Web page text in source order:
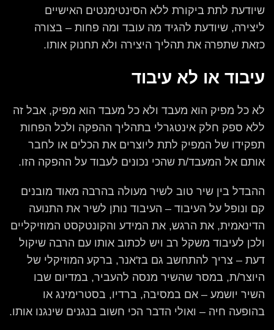
שיודעת לתת ביקורת ללא הסינטימנטים האישיים
ליצירה, שיודעת להגיד מה עובד ומה פחות – בצורה
כזאת שתפרה את תהליך היצירה ולא תחנוק אותו.
עיבוד או לא עיבוד
לא כל מפיק הוא מעבד ולא כל מעבד הוא מפיק, אבל זה
ללא ספק חלק אינטגרלי בתהליך ההפקה ולכל הפחות
תפקידו של המפיק לתת ליוצרים את הכלים או לחבר
אותם אל המעבד/ת שהכי נכונים לעבוד על ההפקה הזו.
ההבדל בין שיר טוב לשיר מעולה בהרבה מאוד מובנים
קם ונופל על העיבוד – העיבוד נותן לשיר את התנועה
הדינאמית, את הרגש, את המידע והקונטקסט המוזיקליים
ולכן לעיבוד משקל רב ויש לכתוב אותו עם הרבה שיקול
דעת – צריך להתחשב גם בז'אנר, ברקע המוזיקלי של
היוצר/ת, במסר שהשיר מנסה להעביר, במדיום שבו
השיר יושמע – אם במסיבה, ברדיו, בסטרימינג או
בהופעה חיה – ואולי הדבר הכי חשוב בנגנים שינגנו אותו.